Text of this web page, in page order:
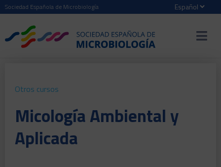
Sociedad Española de Microbiología
Otros cursos
Micología Ambiental y
Aplicada